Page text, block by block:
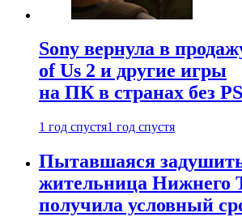
Sony вернула в
of Us 2 и другие игры
на ПК в странах без
1 год спустя1 год спустя
Пытавшаяся
жительница Нижнего
получила условный